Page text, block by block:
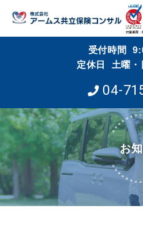
受付時間
定休日 土曜・
04-
お